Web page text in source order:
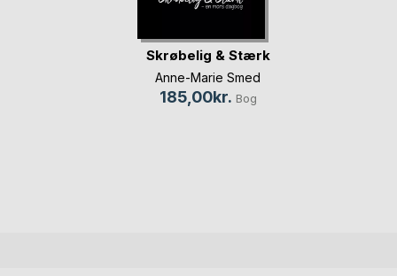
Skrøbelig & Stærk
Anne-Marie Smed
185,00kr. Bog